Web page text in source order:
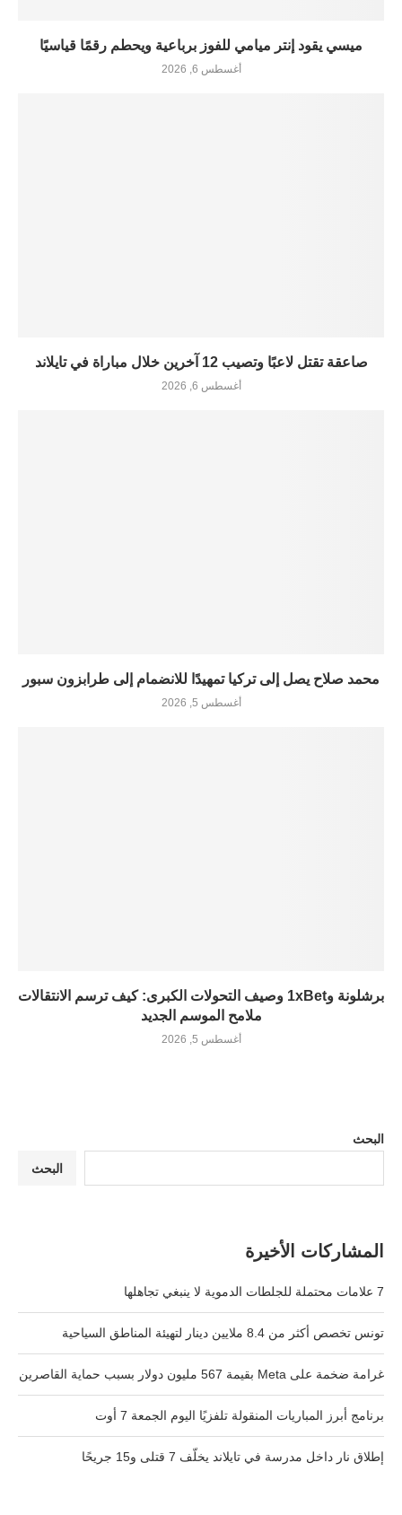
ميسي يقود إنتر ميامي للفوز برباعية ويحطم رقمًا قياسيًا
أغسطس 6, 2026
صاعقة تقتل لاعبًا وتصيب 12 آخرين خلال مباراة في تايلاند
أغسطس 6, 2026
محمد صلاح يصل إلى تركيا تمهيدًا للانضمام إلى طرابزون سبور
أغسطس 5, 2026
برشلونة و1xBet وصيف التحولات الكبرى: كيف ترسم الانتقالات
ملامح الموسم الجديد
أغسطس 5, 2026
البحث
البحث
المشاركات الأخيرة
7 علامات محتملة للجلطات الدموية لا ينبغي تجاهلها
تونس تخصص أكثر من 8.4 ملايين دينار لتهيئة المناطق السياحية
غرامة ضخمة على Meta بقيمة 567 مليون دولار بسبب حماية القاصرين
برنامج أبرز المباريات المنقولة تلفزيًا اليوم الجمعة 7 أوت
إطلاق نار داخل مدرسة في تايلاند يخلّف 7 قتلى و15 جريحًا